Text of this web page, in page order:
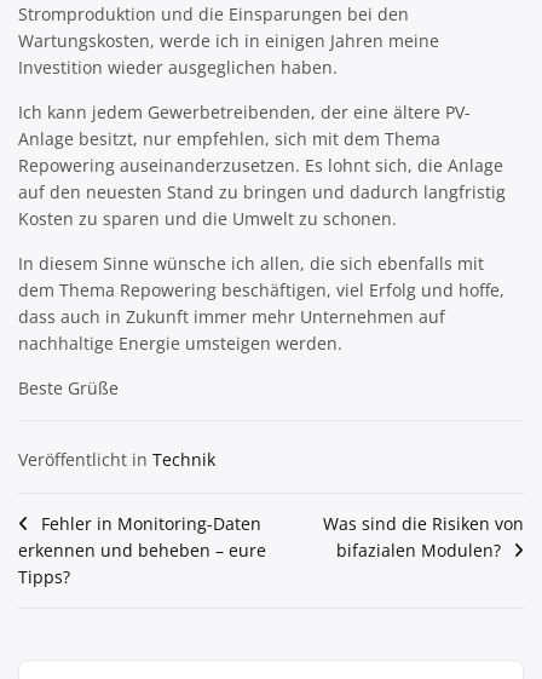
Stromproduktion und die Einsparungen bei den
Wartungskosten, werde ich in einigen Jahren meine
Investition wieder ausgeglichen haben.
Ich kann jedem Gewerbetreibenden, der eine ältere PV-
Anlage besitzt, nur empfehlen, sich mit dem Thema
Repowering auseinanderzusetzen. Es lohnt sich, die Anlage
auf den neuesten Stand zu bringen und dadurch langfristig
Kosten zu sparen und die Umwelt zu schonen.
In diesem Sinne wünsche ich allen, die sich ebenfalls mit
dem Thema Repowering beschäftigen, viel Erfolg und hoffe,
dass auch in Zukunft immer mehr Unternehmen auf
nachhaltige Energie umsteigen werden.
Beste Grüße
Veröffentlicht in Technik
Beitragsnavigation
Fehler in Monitoring-Daten
erkennen und beheben – eure
Tipps?
Was sind die Risiken von
bifazialen Modulen?